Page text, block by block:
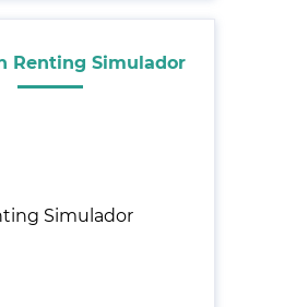
Renting Simulador